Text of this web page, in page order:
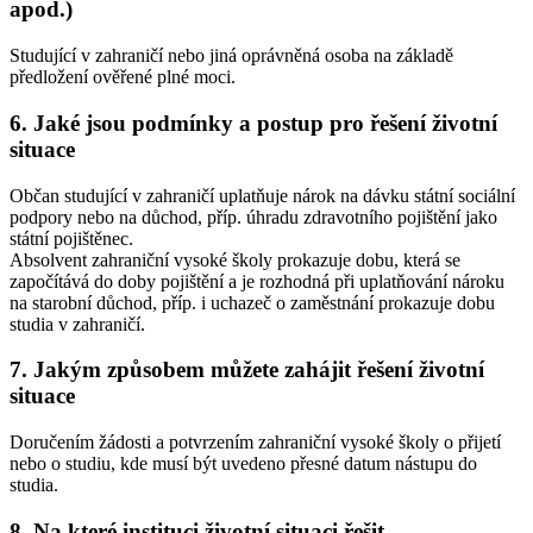
apod.)
Studující v zahraničí nebo jiná oprávněná osoba na základě
předložení ověřené plné moci.
6. Jaké jsou podmínky a postup pro řešení životní
situace
Občan studující v zahraničí uplatňuje nárok na dávku státní sociální
podpory nebo na důchod, příp. úhradu zdravotního pojištění jako
státní pojištěnec.
Absolvent zahraniční vysoké školy prokazuje dobu, která se
započítává do doby pojištění a je rozhodná při uplatňování nároku
na starobní důchod, příp. i uchazeč o zaměstnání prokazuje dobu
studia v zahraničí.
7. Jakým způsobem můžete zahájit řešení životní
situace
Doručením žádosti a potvrzením zahraniční vysoké školy o přijetí
nebo o studiu, kde musí být uvedeno přesné datum nástupu do
studia.